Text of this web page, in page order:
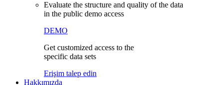
Evaluate the structure and quality of the data
in the public demo access
DEMO
Get customized access to the
specific data sets
Erişim talep edin
Hakkımızda